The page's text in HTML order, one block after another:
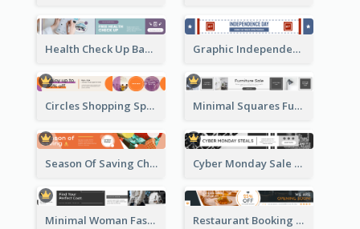
Health Check Up Banner Ad Graphic Independence Day Leaderboard
Circles Shopping Special Sale Leaderboard Minimal Squares Furniture Sale Leaderboard
Season Of Saving Christmas Leaderboard Cyber Monday Sale Announcement Leaderboard
Minimal Woman Fashion Promotion Leaderboard Restaurant Booking And Opening Leaderboard